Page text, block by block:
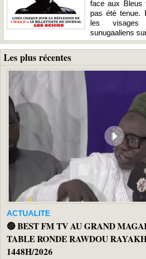
face aux Bleus
pas été tenue.
les
sunugaaliens
Les plus récentes
ACTUALITE
🔴 BEST FM TV AU GRAND
TABLE RONDE RAWDOU
1448H/2026